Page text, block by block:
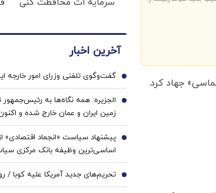
سرمایه ات محافظت کنی
آخرین اخبار
گفت‌وگوی تلفنی وزرای امور خارجه 1
الجزیره: همه نگاه‌ها به
زمین ایران و عمان خارج شده و
2
پیشنهاد سیاست «انجماد اقتصادی»
اساسی‌ترین وظیفه بانک مرکزی
بانک مرکزی در شرایط فعلی
3
تحریم‌های جدید آمریکا علیه کوبا / 4